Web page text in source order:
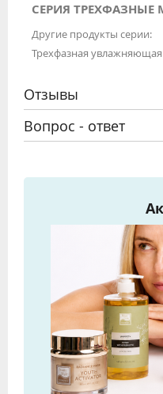
СЕРИЯ
Другие продукты серии:
Трехфазная
Отзывы
Вопрос - ответ